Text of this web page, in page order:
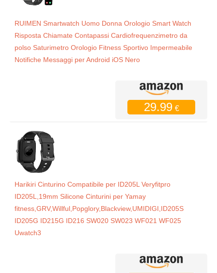
RUIMEN Smartwatch Uomo Donna Orologio Smart Watch
Risposta Chiamate Contapassi Cardiofrequenzimetro da
polso Saturimetro Orologio Fitness Sportivo Impermeabile
Notifiche Messaggi per Android iOS Nero
29.99 €
Harikiri Cinturino Compatibile per ID205L Veryfitpro
ID205L,19mm Silicone Cinturini per Yamay
fitness,GRV,Willful,Popglory,Blackview,UMIDIGI,ID205S
ID205G ID215G ID216 SW020 SW023 WF021 WF025
Uwatch3